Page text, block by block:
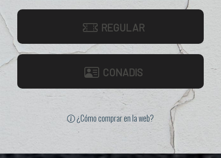
REGULAR
CONADIS
¿Cómo comprar en la web?